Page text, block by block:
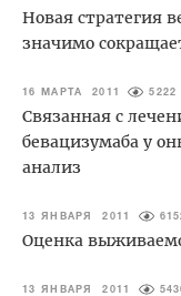
Новая стратегия
значимо
16 МАРТА 2011 5222
Связанная с
бевацизумаба у
анализ
13 ЯНВАРЯ 2011
Оценка
13 ЯНВАРЯ 2011